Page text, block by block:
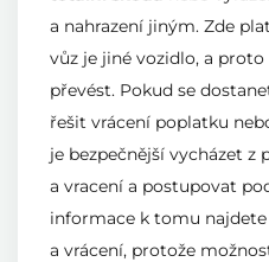
a nahrazení jiným. Zde
vůz je jiné vozidlo, a
převést. Pokud se
řešit vrácení poplatku
je bezpečnější vycházet z
a vracení a postupovat
informace k tomu
a vrácení, protože